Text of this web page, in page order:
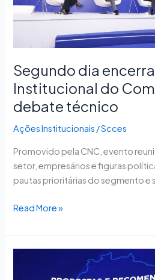
Segundo dia
Institucional do
debate técnico
Ações Institucionais /Scces
Promovido pela CNC, evento
setor, empresários e figuras
pautas prioritárias do segmento e
debate
técnico
Read More »
Agenda